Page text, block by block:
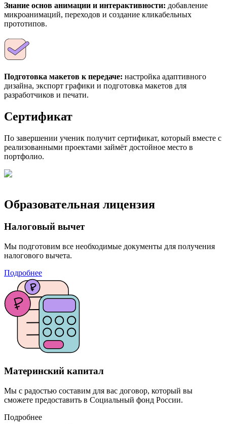
Знание основ анимации и интерактивности: добавление
микроанимаций, переходов и создание кликабельных
прототипов.
Подготовка макетов к передаче: настройка адаптивного
дизайна, экспорт графики и подготовка макетов для
разработчиков и печати.
Сертификат
По завершении ученик получит сертификат, который вместе с
реализованными проектами займёт достойное место в
портфолио.
Образовательная лицензия
Налоговый вычет
Мы подготовим все необходимые документы для получения
налогового вычета.
Подробнее
Материнский капитал
Мы с радостью составим для вас договор, который вы
сможете предоставить в Социальный фонд России.
Подробнее